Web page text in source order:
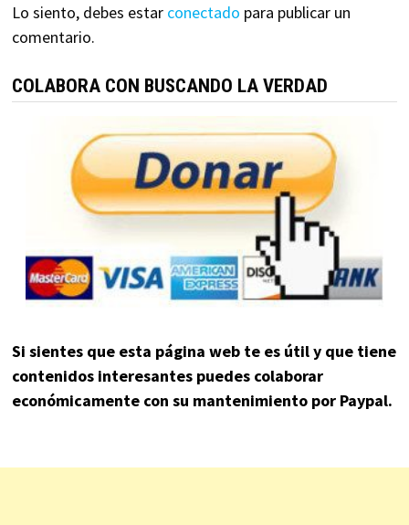
Lo siento, debes estar conectado para publicar un
comentario.
COLABORA CON BUSCANDO LA VERDAD
Si sientes que esta página web te es útil y que tiene
contenidos interesantes puedes colaborar
económicamente con su mantenimiento por Paypal.